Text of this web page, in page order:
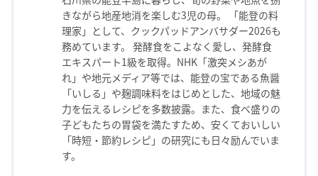
きながら地産地消を楽しむ3児の母。 「能登の料
理家」として、クックパッドアンバサダー2026も
務めています。 発酵食をこよなく愛し、発酵食
エキスパート1級を取得。NHK「激突メシあが
れ」や地元メディア等では、能登の宝である魚醤
「いしる」や麹調味料をはじめとした、地域の魅
力を伝えるレシピを多数披露。また、食べ盛りの
子どもたちの胃袋を満たすため、安くておいしい
「時短・節約レシピ」の研究にも日々励んでいま
す。